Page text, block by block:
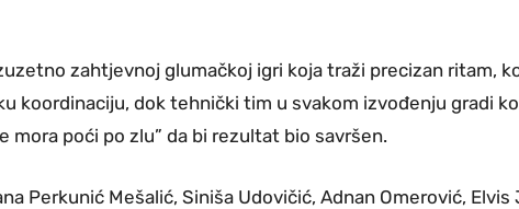
zahtjevnoj glumačkoj igri koja traži precizan ritam,
koordinaciju, dok tehnički tim u svakom izvođenju gradi
mora poći po zlu” da bi rezultat bio savršen.
Perkunić Mešalić, Siniša Udovičić, Adnan Omerović,